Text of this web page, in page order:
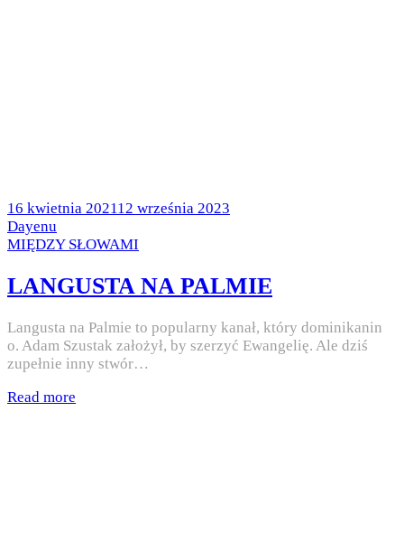
Posted
on
16 kwietnia 202112 września 2023
by
Dayenu
Posted
MIĘDZY SŁOWAMI
LANGUSTA NA PALMIE
Langusta na Palmie to popularny kanał, który dominikanin
o. Adam Szustak założył, by szerzyć Ewangelię. Ale dziś
zupełnie inny stwór…
Read more